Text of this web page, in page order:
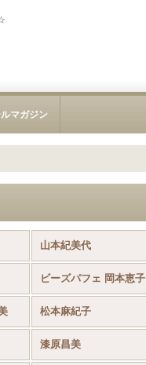
マガジン
山本紀美代
ビーズパフェ 岡本恵子
松本麻紀子
漆原昌美